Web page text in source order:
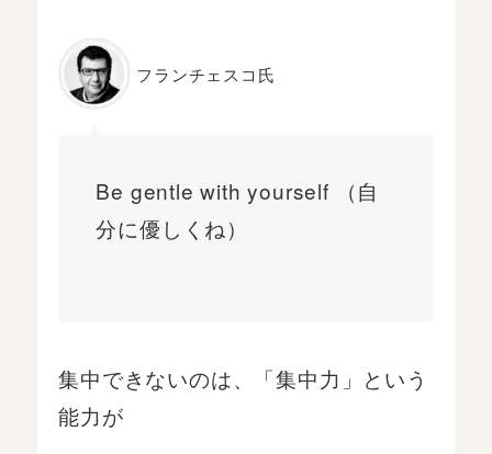
フランチェスコ氏
Be gentle with yourself （自
分に優しくね）
集中できないのは、「集中力」という
能力が